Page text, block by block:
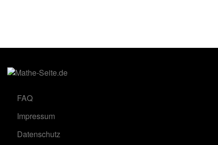
FAQ
Impressum
Datenschutz